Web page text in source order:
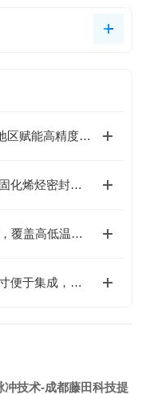
Epson爱普生（机器人/机械臂）西南地区赋能高精度自动化作业
日本三键THREEBOND胶水单组分热固化烯烃密封胶接
耐环境！三键TB1215密封胶获高评价，覆盖高低温与耐油场景
日本SSD离子发生器CABX1600LW尺寸便于集成，灵活配置与汽车工业应用
冲技术-成都藤田科技提